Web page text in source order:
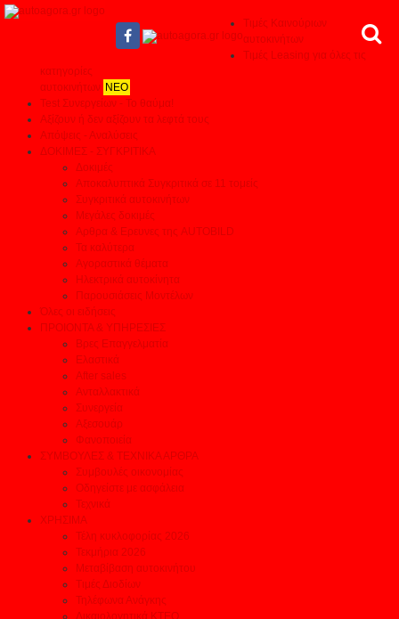
Τιμές Καινούριων
αυτοκινήτων
Τιμές Leasing για όλες τις
κατηγορίες
αυτοκινήτων ΝΕΟ
Test Συνεργείων - Το θαύμα!
Αξίζουν ή δεν αξίζουν τα λεφτά τους
Απόψεις - Αναλύσεις
ΔΟΚΙΜΕΣ - ΣΥΓΚΡΙΤΙΚΑ
Δοκιμές
Αποκαλυπτικά Συγκριτικά σε 11 τομείς
Συγκριτικά αυτοκινήτων
Μεγάλες δοκιμές
Αρθρα & Ερευνες της AUTOBILD
Τα καλύτερα
Αγοραστικά θέματα
Ηλεκτρικά αυτοκίνητα
Παρουσιάσεις Μοντέλων
Όλες οι ειδήσεις
ΠΡΟΙΟΝΤΑ & ΥΠΗΡΕΣΙΕΣ
Βρες Επαγγελματία
Ελαστικά
After sales
Ανταλλακτικά
Συνεργεία
Αξεσουάρ
Φανοποιεία
ΣΥΜΒΟΥΛΕΣ & ΤΕΧΝΙΚΑ ΑΡΘΡΑ
Συμβουλές οικονομίας
Οδηγείστε με ασφάλεια
Τεχνικά
ΧΡΗΣΙΜΑ
Τέλη κυκλοφορίας 2026
Τεκμήρια 2026
Μεταβίβαση αυτοκινήτου
Τιμές Διοδίων
Τηλέφωνα Ανάγκης
Δικαιολογητικά ΚΤΕΟ